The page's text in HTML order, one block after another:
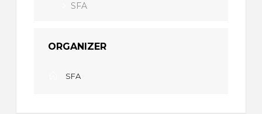
SFA
ORGANIZER
SFA